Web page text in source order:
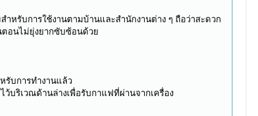
ำหรับการใช้งานตามบ้านและสำนักงานต่าง ๆ ถือว่าสะดวก
ตอนไม่ยุ่งยากซับซ้อนด้วย
รับการทำงานแล้ว
บริเวณด้านล่างเพื่อรับกาแฟที่ผ่านจากเครื่อง